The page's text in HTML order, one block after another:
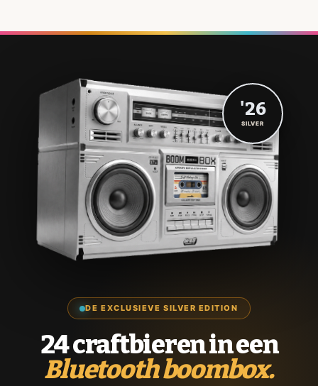
DE EXCLUSIEVE SILVER EDITION
24 craftbieren in een
Bluetooth boombox.
'26
SILVER